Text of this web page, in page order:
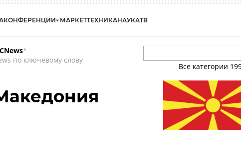
КОНФЕРЕНЦИИ МАРКЕТТЕХНИКАНАУКАТВ
*
по ключевому слову
Все категории